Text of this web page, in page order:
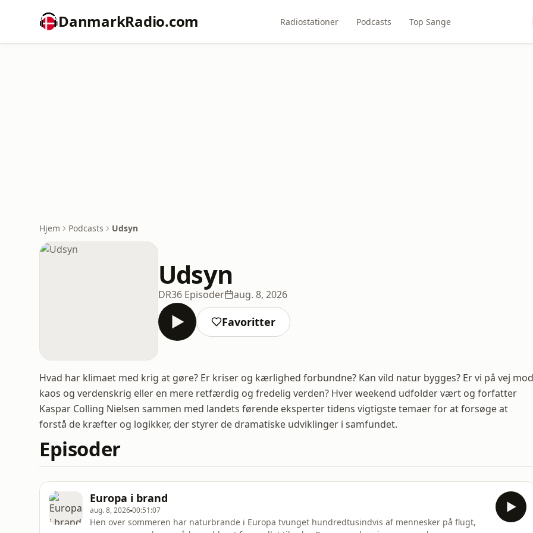
DanmarkRadio.com Radiostationer Podcasts Top Sange
Hjem Podcasts Udsyn
Udsyn
DR36 Episoder aug. 8, 2026
Favoritter
Hvad har klimaet med krig at gøre? Er kriser og kærlighed forbundne? Kan vild natur bygges? Er vi på vej mod
kaos og verdenskrig eller en mere retfærdig og fredelig verden? Hver weekend udfolder vært og forfatter
Kaspar Colling Nielsen sammen med landets førende eksperter tidens vigtigste temaer for at forsøge at
forstå de kræfter og logikker, der styrer de dramatiske udviklinger i samfundet.
Episoder
Europa i brand
aug. 8, 202600:51:07
Hen over sommeren har naturbrande i Europa tvunget hundredtusindvis af mennesker på flugt,